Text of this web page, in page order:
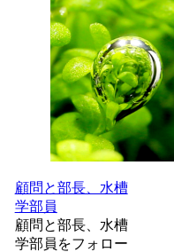
顧問と部長、水槽
学部員
顧問と部長、水槽
学部員をフォロー